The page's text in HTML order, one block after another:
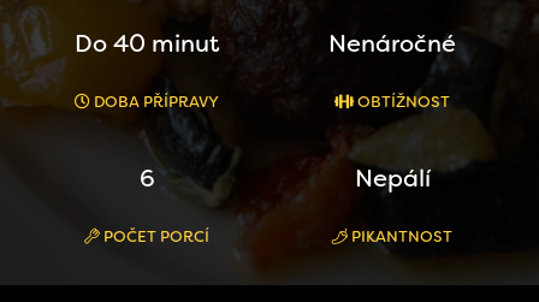
Do 40 minut
DOBA PŘÍPRAVY
Nenáročné
OBTÍŽNOST
6
POČET PORCÍ
Nepálí
PIKANTNOST